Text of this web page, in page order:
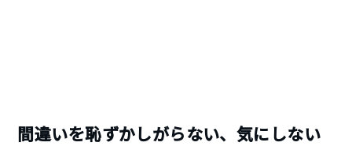
間違いを恥ずかしがらない、気にしない